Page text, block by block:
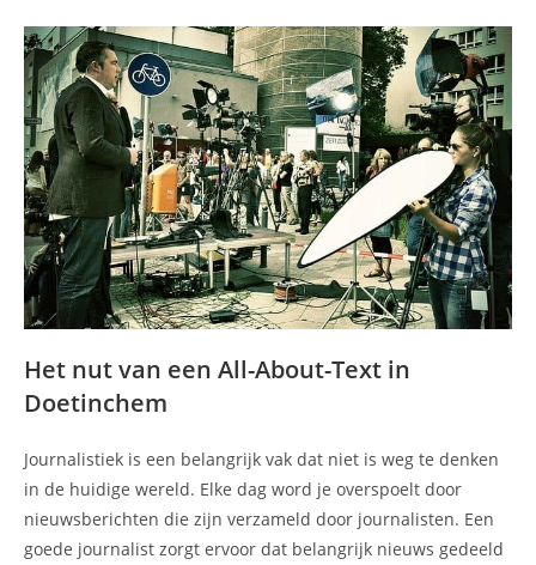
Het nut van een All-About-Text in
Doetinchem
Journalistiek is een belangrijk vak dat niet is weg te denken
in de huidige wereld. Elke dag word je overspoelt door
nieuwsberichten die zijn verzameld door journalisten. Een
goede journalist zorgt ervoor dat belangrijk nieuws gedeeld